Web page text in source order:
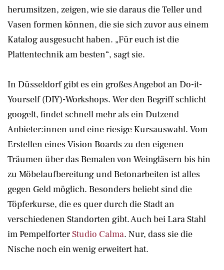
herumsitzen, zeigen, wie sie daraus die Teller und
Vasen formen können, die sie sich zuvor aus einem
Katalog ausgesucht haben. „Für euch ist die
Plattentechnik am besten“, sagt sie.
In Düsseldorf gibt es ein großes Angebot an Do-it-
Yourself (DIY)-Workshops. Wer den Begriff schlicht
googelt, findet schnell mehr als ein Dutzend
Anbieter:innen und eine riesige Kursauswahl. Vom
Erstellen eines Vision Boards zu den eigenen
Träumen über das Bemalen von Weingläsern bis hin
zu Möbelaufbereitung und Betonarbeiten ist alles
gegen Geld möglich. Besonders beliebt sind die
Töpferkurse, die es quer durch die Stadt an
verschiedenen Standorten gibt. Auch bei Lara Stahl
im PempelforterStudio Calma. Nur, dass sie die
Nische noch ein wenig erweitert hat.